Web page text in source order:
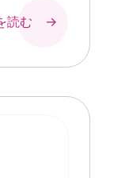
読む →